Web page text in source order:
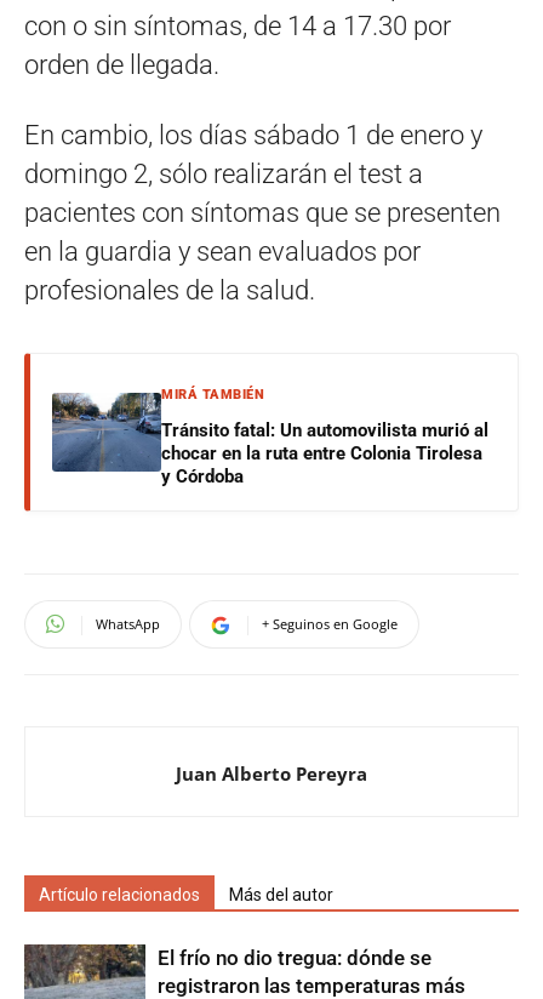
con o sin síntomas, de 14 a 17.30 por
orden de llegada.
En cambio, los días sábado 1 de enero y
domingo 2, sólo realizarán el test a
pacientes con síntomas que se presenten
en la guardia y sean evaluados por
profesionales de la salud.
MIRÁ TAMBIÉN
Tránsito fatal: Un automovilista murió al
chocar en la ruta entre Colonia Tirolesa
y Córdoba
WhatsApp + Seguinos en Google
Juan Alberto Pereyra
Artículo relacionados Más del autor
El frío no dio tregua: dónde se
registraron las temperaturas más